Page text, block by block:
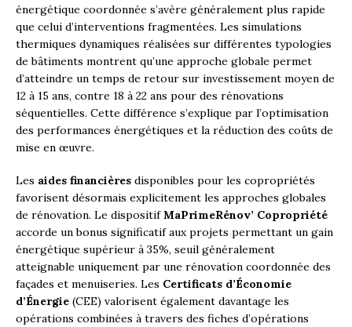
énergétique coordonnée s’avère généralement plus rapide
que celui d’interventions fragmentées. Les simulations
thermiques dynamiques réalisées sur différentes typologies
de bâtiments montrent qu’une approche globale permet
d’atteindre un temps de retour sur investissement moyen de
12 à 15 ans, contre 18 à 22 ans pour des rénovations
séquentielles. Cette différence s’explique par l’optimisation
des performances énergétiques et la réduction des coûts de
mise en œuvre.
Les aides financières disponibles pour les copropriétés
favorisent désormais explicitement les approches globales
de rénovation. Le dispositifMaPrimeRénov’ Copropriété
accorde un bonus significatif aux projets permettant un gain
énergétique supérieur à 35%, seuil généralement
atteignable uniquement par une rénovation coordonnée des
façades et menuiseries. Les Certificats d’Économie
d’Énergie (CEE) valorisent également davantage les
opérations combinées à travers des fiches d’opérations